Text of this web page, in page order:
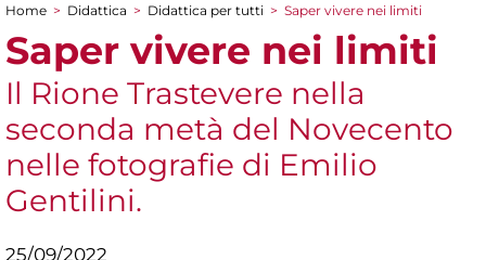
Tu sei qui
Home > Didattica > Didattica per tutti > Saper vivere nei limiti
Saper vivere nei limiti
Il Rione Trastevere nella
seconda metà del Novecento
nelle fotografie di Emilio
Gentilini.
25/09/2022